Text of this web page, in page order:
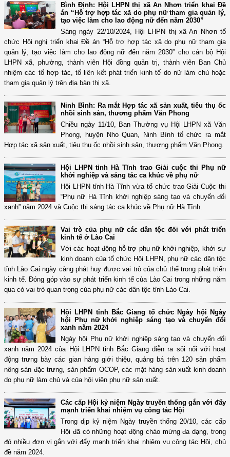
Bình Định: Hội LHPN thị xã An Nhơn triển khai Đề
án “Hỗ trợ hợp tác xã do phụ nữ tham gia quản lý,
tạo việc làm cho lao động nữ đến năm 2030”
Sáng ngày 22/10/2024, Hội LHPN thị xã An Nhơn tổ
chức Hội nghị triển khai Đề án “Hỗ trợ hợp tác xã do phụ nữ tham gia
quản lý, tạo việc làm cho lao động nữ đến năm 2030” cho cán bộ Hội
LHPN xã, phường, thành viên Hội đồng quản trị, thành viên Ban Chủ
nhiệm các tổ hợp tác, tổ liên kết phát triển kinh tế do nữ làm chủ hoặc
tham gia quản lý trên địa bàn thị xã.
Ninh Bình: Ra mắt Hợp tác xã sản xuất, tiêu thụ ốc
nhồi sinh sản, thương phẩm Văn Phong
Chiều ngày 11/10, Ban Thường vụ Hội LHPN xã Văn
Phong, huyện Nho Quan, Ninh Bình tổ chức ra mắt
Hợp tác xã sản xuất, tiêu thụ ốc nhồi sinh sản, thương phẩm Văn Phong.
Hội LHPN tỉnh Hà Tĩnh trao Giải cuộc thi Phụ nữ
khởi nghiệp và sáng tác ca khúc về phụ nữ
Hội LHPN tỉnh Hà Tĩnh vừa tổ chức trao Giải Cuộc thi
“Phụ nữ Hà Tĩnh khởi nghiệp sáng tạo và chuyển đổi
xanh” năm 2024 và Cuộc thi sáng tác ca khúc về Phụ nữ Hà Tĩnh.
Vai trò của phụ nữ các dân tộc đối với phát triển
kinh tế ở Lào Cai
Với các hoạt động hỗ trợ phụ nữ khởi nghiệp, khởi sự
kinh doanh của tổ chức Hội LHPN, phụ nữ các dân tộc
tỉnh Lào Cai ngày càng phát huy được vai trò của chủ thể trong phát triển
kinh tế. Đóng góp vào sự phát triển kinh tế của Lào Cai trong những năm
qua có vai trò quan trọng của phụ nữ các dân tộc tỉnh Lào Cai.
Hội LHPN tỉnh Bắc Giang tổ chức Ngày hội Ngày
hội Phụ nữ khởi nghiệp sáng tạo và chuyển đổi
xanh năm 2024
Ngày hội Phụ nữ khởi nghiệp sáng tạo và chuyển đổi
xanh năm 2024 của Hội LHPN tỉnh Bắc Giang diễn ra sôi nổi với hoạt
động trưng bày các gian hàng giới thiệu, quảng bá trên 120 sản phẩm
nông sản đặc trưng, sản phẩm OCOP, các mặt hàng sản xuất kinh doanh
do phụ nữ làm chủ và của hội viên phụ nữ sản xuất.
Các cấp Hội kỷ niệm Ngày truyền thống gắn với đẩy
mạnh triển khai nhiệm vụ công tác Hội
Trong dịp kỷ niệm Ngày truyền thống 20/10, các cấp
Hội đã có những hoạt động chào mừng đa dạng, trong
đó nhiều đơn vị gắn với đẩy mạnh triển khai nhiệm vụ công tác Hội, chủ
đề năm 2024.